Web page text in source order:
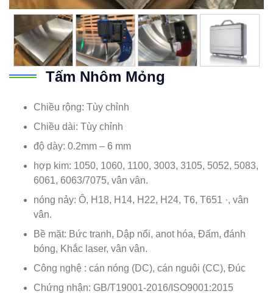
Tấm Nhôm Mỏng
Chiều rộng: Tùy chỉnh
Chiều dài: Tùy chỉnh
độ dày: 0.2mm – 6 mm
hợp kim: 1050, 1060, 1100, 3003, 3105, 5052, 5083,
6061, 6063/7075, vân vân.
nóng nảy: Ô, H18, H14, H22, H24, T6, T651 ·, vân
vân.
Bề mặt: Bức tranh, Dập nổi, anot hóa, Đấm, đánh
bóng, Khắc laser, vân vân.
Công nghệ : cán nóng (DC), cán nguội (CC), Đúc
Chứng nhận: GB/T19001-2016/ISO9001:2015